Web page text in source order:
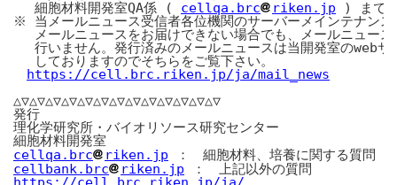
細胞材料開発室QA係 ( cellqa.brc riken.jp ) まで
※ 当メールニュース受信者各位機関のサーバーメインテナンス
メールニュースをお届けできない場合でも、メールニュース
行いません。発行済みのメールニュースは当開発室のwebサ
しておりますのでそちらをご覧下さい。
https://cell.brc.riken.jp/ja/mail_news
△▽△▽△▽△▽△▽△▽△▽△▽△▽△▽△▽△▽△▽
発行
理化学研究所・バイオリソース研究センター
cellqa.brc
riken.jp
cellbank.brc
riken.jp